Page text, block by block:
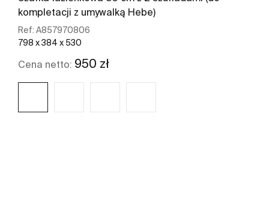
kompletacji z umywalką Hebe)
Ref: A857970806
798 x 384 x 530
Cena netto: 950 zł